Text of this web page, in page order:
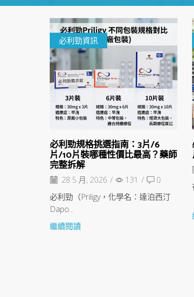
必利勁資訊
必利勁規格挑選指南：3片/6
片/10片裝哪種性價比最高？藥師
完整拆解
28 5 月, 2026 / 131 /
0
必利勁（Priligy，化學名：達泊西汀
Dapo...
繼續閱讀